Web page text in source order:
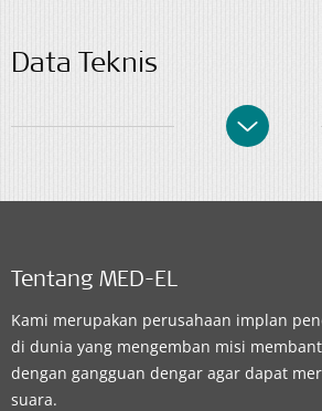
Data Teknis
Tentang MED-EL
Kami merupakan perusahaan implan
di dunia yang mengemban misi
dengan gangguan dengar agar dapat
suara.